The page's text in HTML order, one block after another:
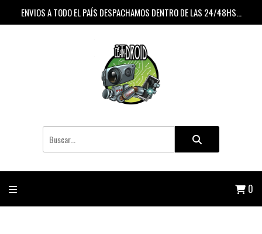
ENVIOS A TODO EL PAÍS DESPACHAMOS DENTRO DE LAS 24/48HS...
0